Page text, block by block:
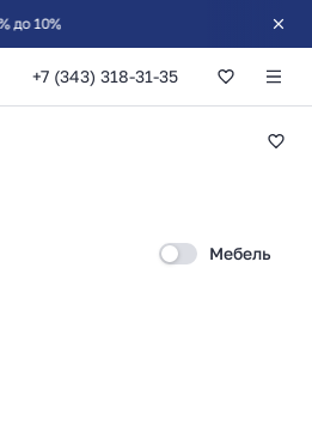
+7 (343) 318-31-35
Мебель